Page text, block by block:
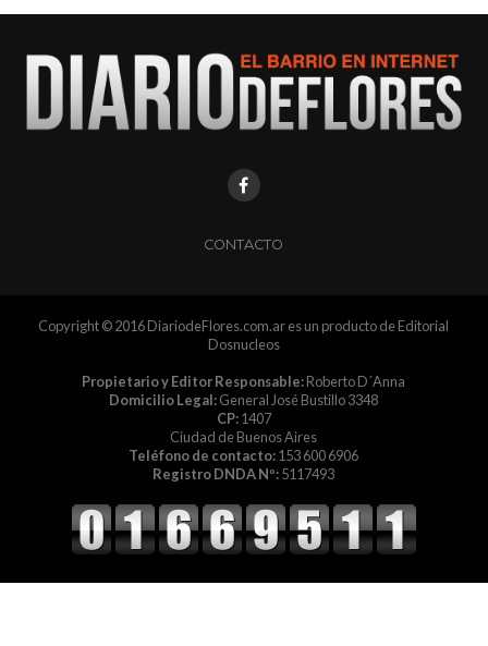
CONTACTO
Copyright © 2016 DiariodeFlores.com.ar es un producto de Editorial
Dosnucleos
Propietario y Editor Responsable:Roberto D´Anna
Domicilio Legal:General José Bustillo 3348
CP:1407
Ciudad de Buenos Aires
Teléfono de contacto:153 600 6906
Registro DNDA Nº:5117493